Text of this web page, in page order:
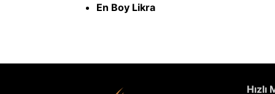
En Boy Likra
Hızlı